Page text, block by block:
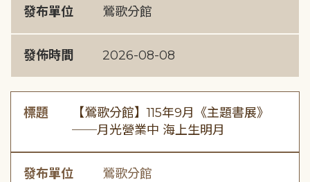
發布單位 鶯歌分館
發佈時間 2026-08-08
標題
【鶯歌分館】115年9月《主題書展》
──月光營業中 海上生明月
發布單位 鶯歌分館